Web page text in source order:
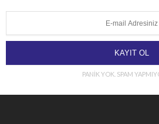
PANİK YOK. SPAM